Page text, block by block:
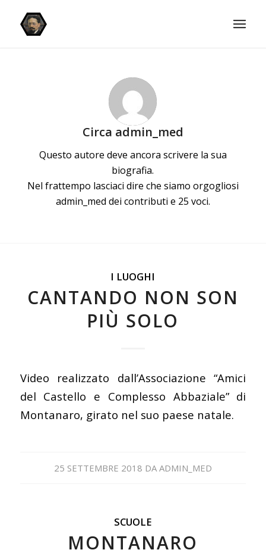
Circa admin_med
Questo autore deve ancora scrivere la sua
biografia.
Nel frattempo lasciaci dire che siamo orgogliosi
admin_med dei contributi e 25 voci.
I LUOGHI
CANTANDO NON SON
PIÙ SOLO
Video realizzato dall’Associazione “Amici
del Castello e Complesso Abbaziale” di
Montanaro, girato nel suo paese natale.
25 SETTEMBRE 2018 DA ADMIN_MED
SCUOLE
MONTANARO